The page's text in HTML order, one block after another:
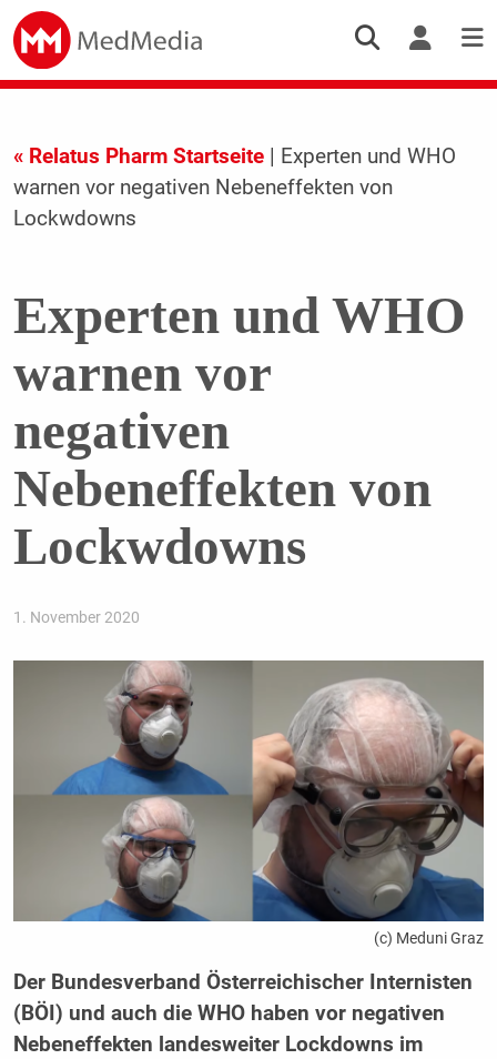
« Relatus Pharm Startseite| Experten und WHO
warnen vor negativen Nebeneffekten von
Lockwdowns
Experten und WHO
warnen vor
negativen
Nebeneffekten von
Lockwdowns
1. November 2020
(c) Meduni Graz
Der Bundesverband Österreichischer Internisten
(BÖI) und auch die WHO haben vor negativen
Nebeneffekten landesweiter Lockdowns im